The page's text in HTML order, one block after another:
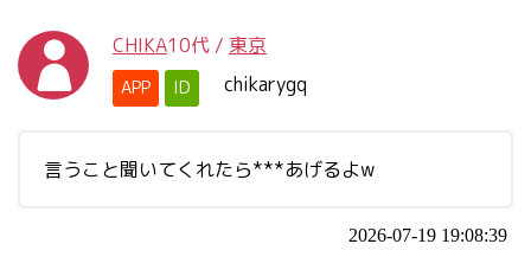
CHIKA10代 / 東京
APP ID chikarygq
言うこと聞いてくれたら***あげるよw
2026-07-19 19:08:39